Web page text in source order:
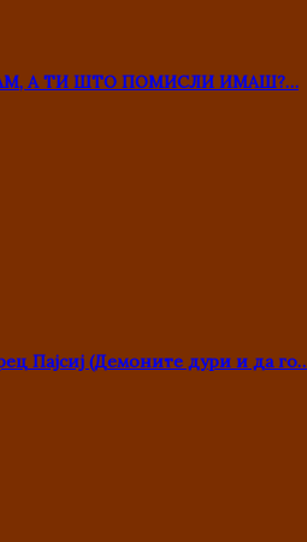
А ТИ ШТО ПОМИСЛИ ИМАШ?…
Пајсиј (Демоните дури и да